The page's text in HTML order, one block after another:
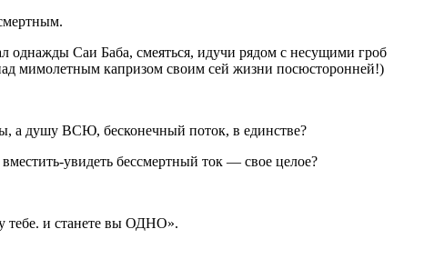
однажды Саи Баба, смеяться, идучи рядом с несущими гроб
мимолетным капризом своим сей жизни посюсторонней!)
а душу ВСЮ, бесконечный поток, в единстве?
увидеть бессмертный ток — свое целое?
тебе. и станете вы ОДНО».